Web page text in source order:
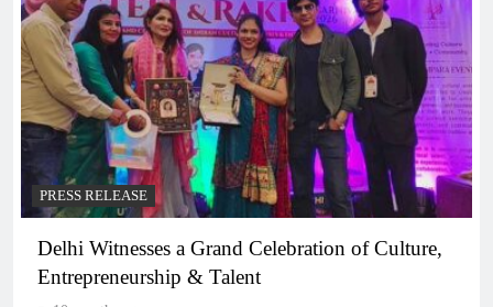
PRESS RELEASE
Delhi Witnesses a Grand Celebration of Culture,
Entrepreneurship & Talent